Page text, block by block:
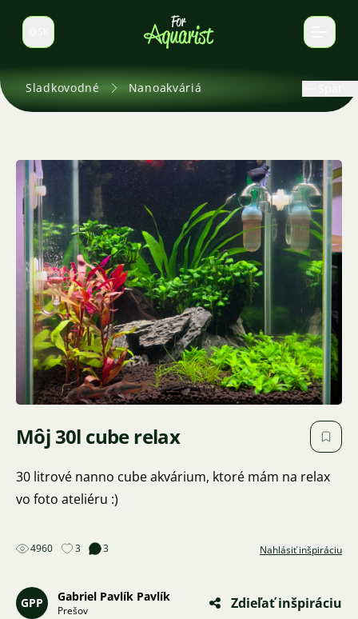
Prepnúť jazyk
Sladkovodné Nanoakváriá
Môj 30l cube relax
30 litrové nanno cube akvárium, ktoré mám na relax
vo foto ateliéru :)
4960 3 3 Nahlásiť inšpiráciu
GPP Gabriel Pavlík Pavlík
Prešov Zdieľať inšpiráciu